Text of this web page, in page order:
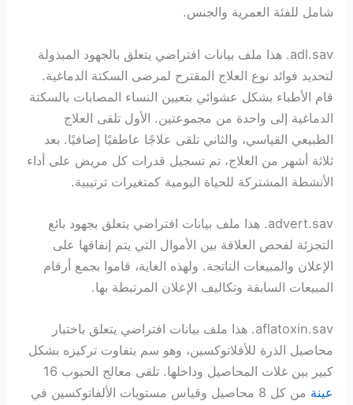
شامل للفئة العمرية والجنس.
adl.sav. هذا ملف بيانات افتراضي يتعلق بالجهود المبذولة
لتحديد فوائد نوع العلاج المقترح لمرضى السكتة الدماغية.
قام الأطباء بشكل عشوائي بتعيين النساء المصابات بالسكتة
الدماغية إلى واحدة من مجموعتين. الأول تلقى العلاج
الطبيعي القياسي، والثاني تلقى علاجًا عاطفيًا إضافيًا. بعد
ثلاثة أشهر من العلاج، تم تسجيل قدرات كل مريض على أداء
الأنشطة المشتركة للحياة اليومية كمتغيرات ترتيبية.
advert.sav. هذا ملف بيانات افتراضي يتعلق بجهود بائع
التجزئة لفحص العلاقة بين الأموال التي يتم إنفاقها على
الإعلان والمبيعات الناتجة. ولهذه الغاية، قاموا بجمع أرقام
المبيعات السابقة وتكاليف الإعلان المرتبطة بها.
aflatoxin.sav. هذا ملف بيانات افتراضي يتعلق باختبار
محاصيل الذرة للأفلاتوكسين، وهو سم يتفاوت تركيزه بشكل
كبير بين غلات المحاصيل وداخلها. تلقى معالج الحبوب 16
عينة
من كل 8 محاصيل وقياس مستويات الألفاتوكسين في